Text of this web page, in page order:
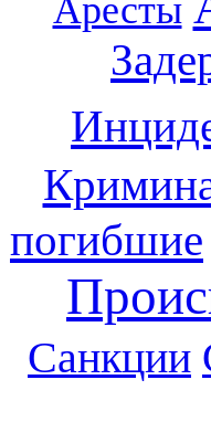
Аресты
погибшие
Санкции